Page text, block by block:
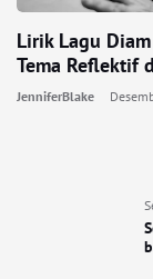
Lirik Lagu
Tema Reflektif
JenniferBlake